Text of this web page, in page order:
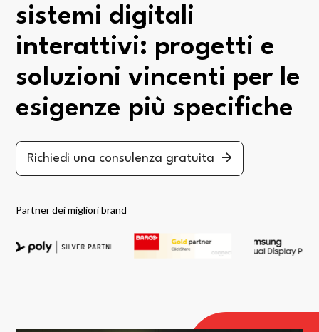
sistemi digitali
interattivi: progetti e
soluzioni vincenti per le
esigenze più specifiche
Richiedi una consulenza gratuita
Partner dei migliori brand